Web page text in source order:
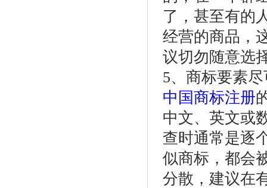
了，甚至有的
经营的商品，
议切勿随意选
5、商标要素
中国商标注册
中文、英文或
查时通常是逐
似商标，都会
分散，建议在